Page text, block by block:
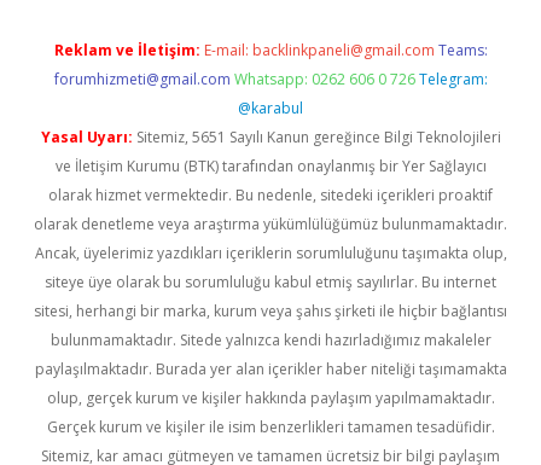
Reklam ve İletişim: E-mail: backlinkpaneli@gmail.com Teams:
forumhizmeti@gmail.com Whatsapp: 0262 606 0 726 Telegram:
@karabul
Yasal Uyarı: Sitemiz, 5651 Sayılı Kanun gereğince Bilgi Teknolojileri
ve İletişim Kurumu (BTK) tarafından onaylanmış bir Yer Sağlayıcı
olarak hizmet vermektedir. Bu nedenle, sitedeki içerikleri proaktif
olarak denetleme veya araştırma yükümlülüğümüz bulunmamaktadır.
Ancak, üyelerimiz yazdıkları içeriklerin sorumluluğunu taşımakta olup,
siteye üye olarak bu sorumluluğu kabul etmiş sayılırlar. Bu internet
sitesi, herhangi bir marka, kurum veya şahıs şirketi ile hiçbir bağlantısı
bulunmamaktadır. Sitede yalnızca kendi hazırladığımız makaleler
paylaşılmaktadır. Burada yer alan içerikler haber niteliği taşımamakta
olup, gerçek kurum ve kişiler hakkında paylaşım yapılmamaktadır.
Gerçek kurum ve kişiler ile isim benzerlikleri tamamen tesadüfidir.
Sitemiz, kar amacı gütmeyen ve tamamen ücretsiz bir bilgi paylaşım